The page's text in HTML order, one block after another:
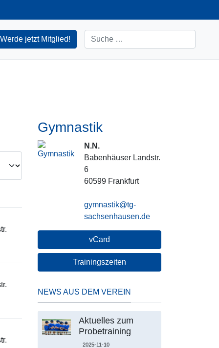
Werde jetzt Mitglied! Suchen
Gymnastik
N.N.
Babenhäuser Landstr.
6
60599 Frankfurt
gymnastik@tg-
sachsenhausen.de
vCard
Trainingszeiten
NEWS AUS DEM VEREIN
Aktuelles zum
Probetraining
2025-11-10